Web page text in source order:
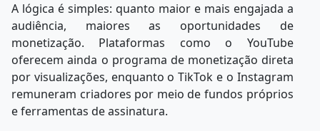
A lógica é simples: quanto maior e mais engajada a
audiência, maiores as oportunidades de
monetização. Plataformas como o YouTube
oferecem ainda o programa de monetização direta
por visualizações, enquanto o TikTok e o Instagram
remuneram criadores por meio de fundos próprios
e ferramentas de assinatura.